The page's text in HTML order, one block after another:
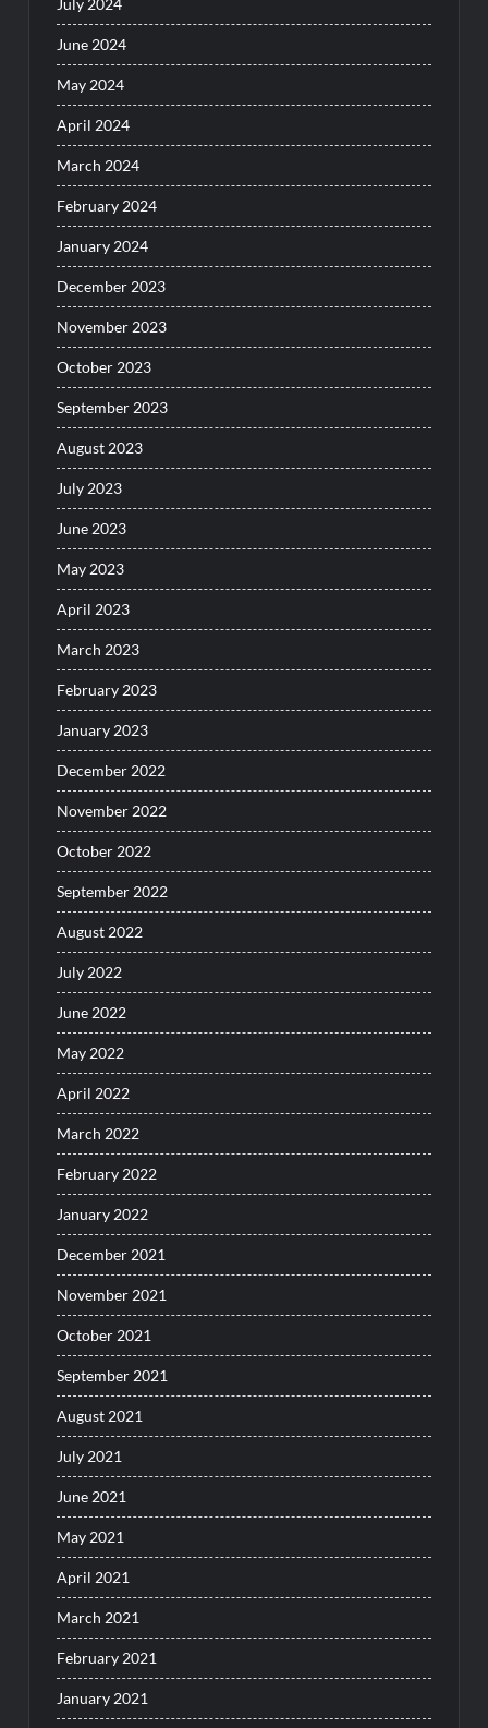
July 2024
June 2024
May 2024
April 2024
March 2024
February 2024
January 2024
December 2023
November 2023
October 2023
September 2023
August 2023
July 2023
June 2023
May 2023
April 2023
March 2023
February 2023
January 2023
December 2022
November 2022
October 2022
September 2022
August 2022
July 2022
June 2022
May 2022
April 2022
March 2022
February 2022
January 2022
December 2021
November 2021
October 2021
September 2021
August 2021
July 2021
June 2021
May 2021
April 2021
March 2021
February 2021
January 2021